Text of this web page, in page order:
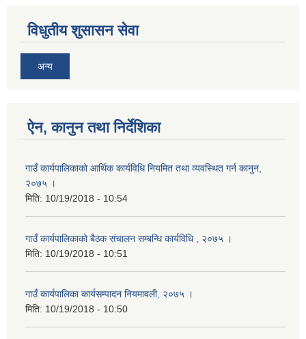
विधुतीय शुसासन सेवा
अन्य
ऐन, कानुन तथा निर्देशिका
गाउँ कार्यपालिकाको आर्थिक कार्यविधि नियमित तथा व्यवस्थित गर्न कानुन,
२०७५ ।
मिति: 10/19/2018 - 10:54
गाउँ कार्यपालिकाको बैठक संचालन सम्बन्धि कार्यविधि , २०७५ ।
मिति: 10/19/2018 - 10:51
गाउँ कार्यपालिका कार्यसम्पादन नियमावली, २०७५ ।
मिति: 10/19/2018 - 10:50